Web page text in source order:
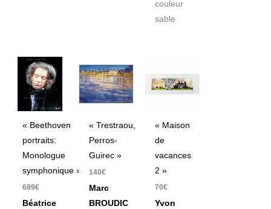
couleur
sable
« Beethoven
portraits:
Monologue
symphonique »
689€
Béatrice
« Trestraou,
Perros-
Guirec »
140€
Marc
BROUDIC
« Maison
de
vacances
2 »
70€
Yvon